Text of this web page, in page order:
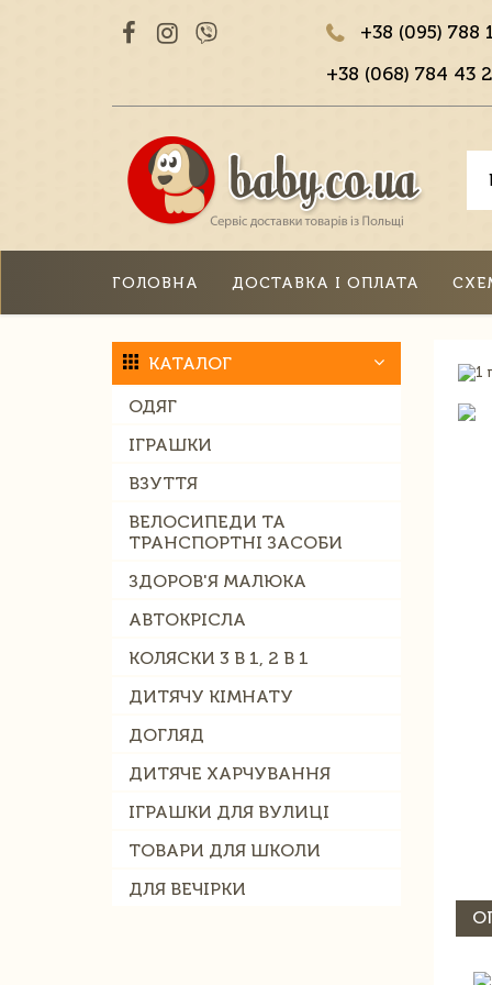
+38 (095) 788
+38 (068) 784 43
ГОЛОВНА ДОСТАВКА І ОПЛАТА
КАТАЛОГ
ОДЯГ
ІГРАШКИ
ВЗУТТЯ
ВЕЛОСИПЕДИ ТА
ТРАНСПОРТНІ ЗАСОБИ
ЗДОРОВ'Я МАЛЮКА
АВТОКРІСЛА
КОЛЯСКИ 3 В 1, 2 В 1
ДИТЯЧУ КІМНАТУ
ДОГЛЯД
ДИТЯЧЕ ХАРЧУВАННЯ
ІГРАШКИ ДЛЯ ВУЛИЦІ
ТОВАРИ ДЛЯ ШКОЛИ
ДЛЯ ВЕЧІРКИ